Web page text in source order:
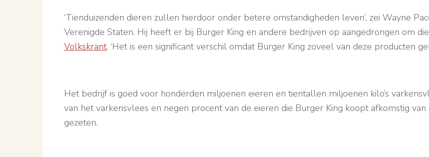
‘Tienduizenden dieren zullen hierdoor onder betere omstandigheden leven’, zei Wayne
Verenigde Staten. Hij heeft er bij Burger King en andere bedrijven op aangedrongen om
Volkskrant. ‘Het is een significant verschil omdat Burger King zoveel van deze producten
Het bedrijf is goed voor honderden miljoenen eieren en tientallen miljoenen kilo’s
van het varkensvlees en negen procent van de eieren die Burger King koopt afkomstig
gezeten.